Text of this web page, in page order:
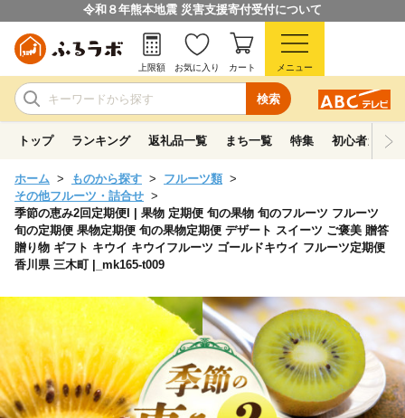
令和８年熊本地震 災害支援寄付受付について
検索
上限額 お気に入り カート メニュー
トップ ランキング 返礼品一覧 まち一覧 特集 初心者ガイド
ホーム ものから探す
フルーツ類
その他フルーツ・詰合せ
季節の恵み2回定期便I | 果物 定期便 旬の果物 旬のフルーツ フルーツ
旬の定期便 果物定期便 旬の果物定期便 デザート スイーツ ご褒美 贈答
贈り物 ギフト キウイ キウイフルーツ ゴールドキウイ フルーツ定期便
香川県 三木町 |_mk165-t009